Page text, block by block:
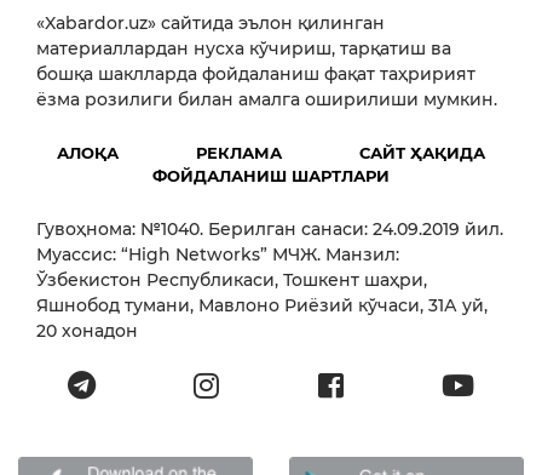
«Xabardor.uz» сайтида эълон қилинган
материаллардан нусха кўчириш, тарқатиш ва
бошқа шаклларда фойдаланиш фақат таҳририят
ёзма розилиги билан амалга оширилиши мумкин.
АЛОҚА РЕКЛАМА
САЙТ ҲАҚИДА
ФОЙДАЛАНИШ ШАРТЛАРИ
Гувоҳнома: №1040. Берилган санаси: 24.09.2019 йил.
Муассис: “High Networks” МЧЖ. Манзил:
Ўзбекистон Республикаси, Тошкент шаҳри,
Яшнобод тумани, Мавлоно Риёзий кўчаси, 31А уй,
20 хонадон